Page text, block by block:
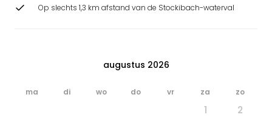
Op slechts 1,3 km afstand van de Stockibach-waterval
augustus 2026
ma di wo do vr za zo
1
2